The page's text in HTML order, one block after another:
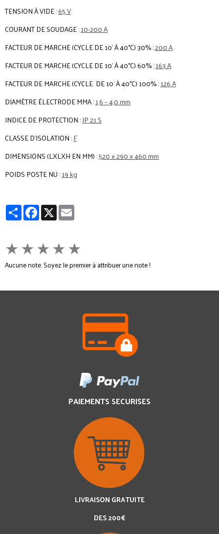
TENSION À VIDE :65 V
COURANT DE SOUDAGE :10-200 A
FACTEUR DE MARCHE (CYCLE DE 10' À 40°C) 30% :200 A
FACTEUR DE MARCHE (CYCLE DE 10' À 40°C) 60% :163 A
FACTEUR DE MARCHE (CYCLE DE 10' À 40°C) 100% :126 A
DIAMÈTRE ÉLECTRODE MMA :1,6 – 4,0 mm
INDICE DE PROTECTION :IP 21 S
CLASSE D'ISOLATION :F
DIMENSIONS (LXLXH EN MM) :520 x 290 x 460 mm
POIDS POSTE NU :19 kg
PartagerFacebook
X
★★★★★
Aucune note. Soyez le premier à attribuer une note !
PAIEMENTS SECURISES
LIVRAISON GRATUITE
DES 200€